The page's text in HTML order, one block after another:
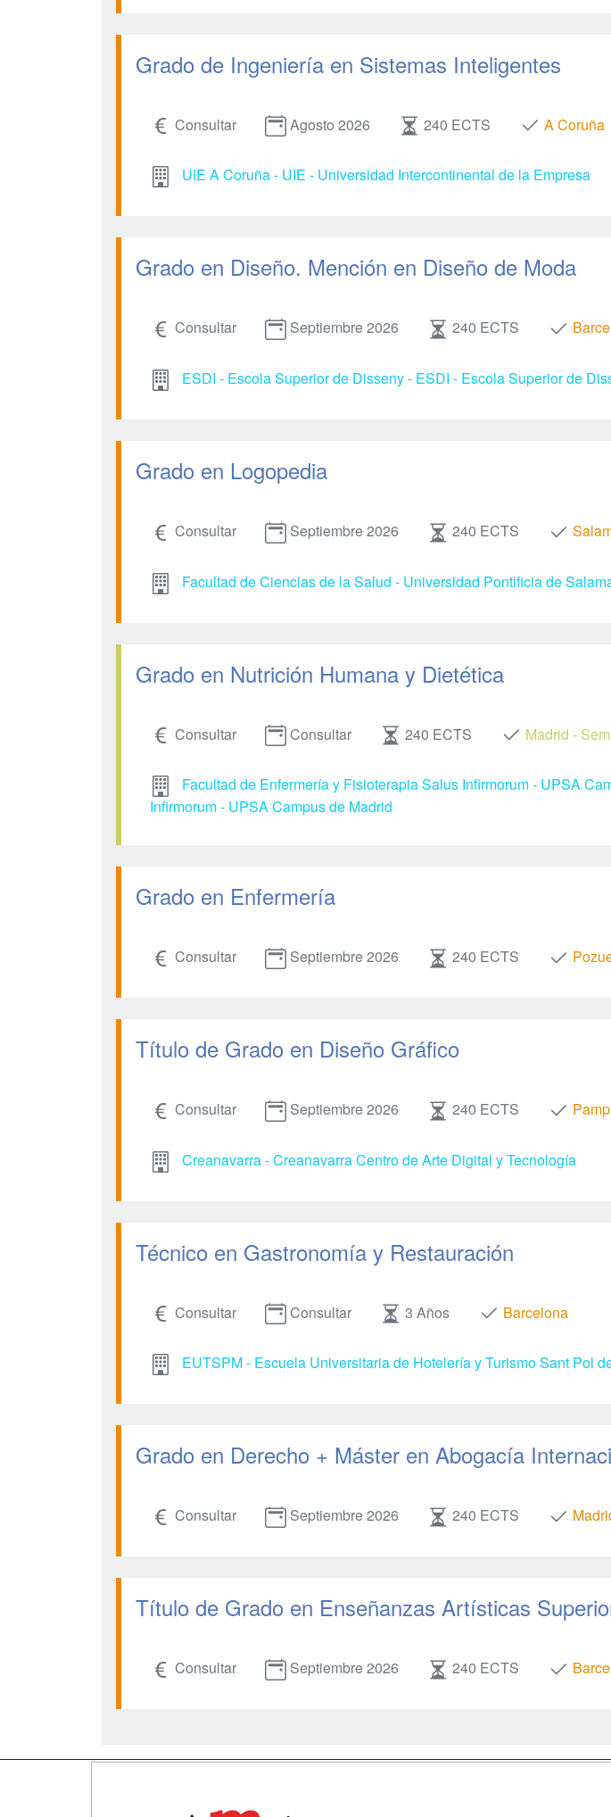
Grado de Ingeniería en Sistemas Inteligentes
Consultar Agosto 2026 240 ECTS A Coruña
UIE A Coruña - UIE - Universidad Intercontinental de la Empresa
Grado en Diseño. Mención en Diseño de Moda
Consultar Septiembre 2026 240 ECTS
ESDI - Escola Superior de Disseny - ESDI - Escola Superior de
Grado en Logopedia
Consultar Septiembre 2026 240 ECTS
Facultad de Ciencias de la Salud - Universidad Pontificia de
Grado en Nutrición Humana y Dietética
Consultar Consultar 240 ECTS Madrid -
Facultad de Enfermería y Fisioterapia Salus Infirmorum - UPSA
Infirmorum - UPSA Campus de Madrid
Grado en Enfermería
Consultar Septiembre 2026 240 ECTS
Título de Grado en Diseño Gráfico
Consultar Septiembre 2026 240 ECTS
Creanavarra - Creanavarra Centro de Arte Digital y Tecnología
Técnico en Gastronomía y Restauración
Consultar Consultar 3 Años Barcelona
EUTSPM - Escuela Universitaria de Hotelería y Turismo Sant Pol
Grado en Derecho + Máster en Abogacía
Consultar Septiembre 2026 240 ECTS
Título de Grado en Enseñanzas Artísticas
Consultar Septiembre 2026 240 ECTS